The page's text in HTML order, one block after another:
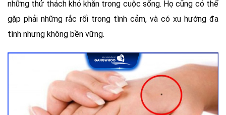
những thử thách khó khăn trong cuộc sống. Họ cũng có thể
gặp phải những rắc rối trong tình cảm, và có xu hướng đa
tình nhưng không bền vững.